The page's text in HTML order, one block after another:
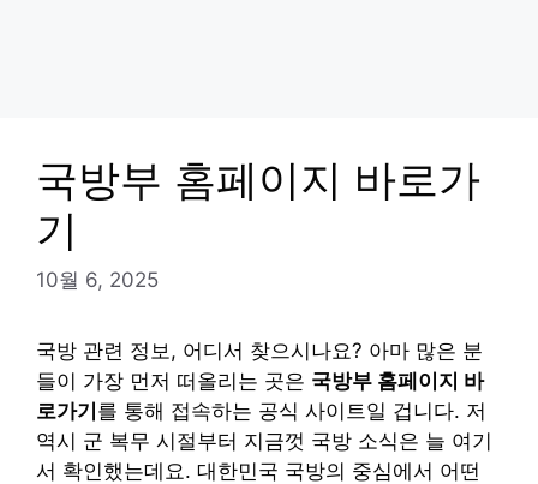
국방부 홈페이지 바로가
기
10월 6, 2025
국방 관련 정보, 어디서 찾으시나요? 아마 많은 분
들이 가장 먼저 떠올리는 곳은 국방부 홈페이지 바
로가기를 통해 접속하는 공식 사이트일 겁니다. 저
역시 군 복무 시절부터 지금껏 국방 소식은 늘 여기
서 확인했는데요. 대한민국 국방의 중심에서 어떤